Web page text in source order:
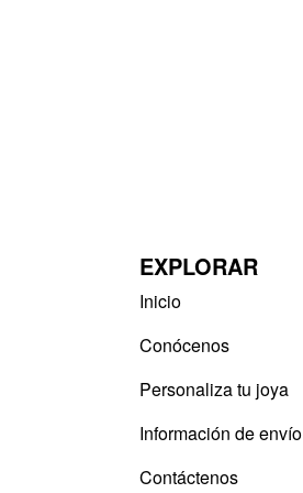
EXPLORAR
Inicio
Conócenos
Personaliza tu joya
Información de envío
Contáctenos